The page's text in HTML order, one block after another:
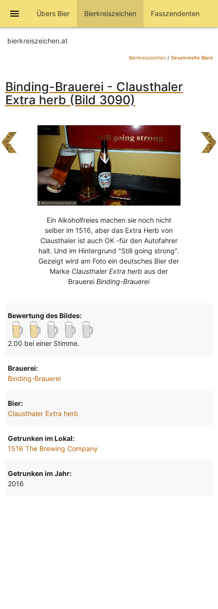
menu Übers Bier Bierkreiszeichen Fasszendenten
bierkreiszeichen.at
Bierkreiszeichen / Gesammelte Biere
Binding-Brauerei - Clausthaler
Extra herb (Bild 3090)
Ein Alkoholfreies machen sie noch nicht
selber im 1516, aber das Extra Herb von
Clausthaler ist auch OK -für den Autofahrer
halt. Und im Hintergrund "Still going strong".
Gezeigt wird am Foto ein deutsches Bier der
Marke Clausthaler Extra herb aus der
BrauereiBinding-Brauerei
Bewertung des Bildes:
2.00 bei einer Stimme.
Brauerei:
Binding-Brauerei
Bier:
Clausthaler Extra herb
Getrunken im Lokal:
1516 The Brewing Company
Getrunken im Jahr:
2016